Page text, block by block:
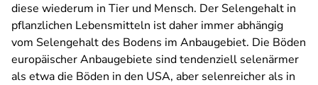
diese wiederum in Tier und Mensch. Der Selengehalt in
pflanzlichen Lebensmitteln ist daher immer abhängig
vom Selengehalt des Bodens im Anbaugebiet. Die Böden
europäischer Anbaugebiete sind tendenziell selenärmer
als etwa die Böden in den USA, aber selenreicher als in